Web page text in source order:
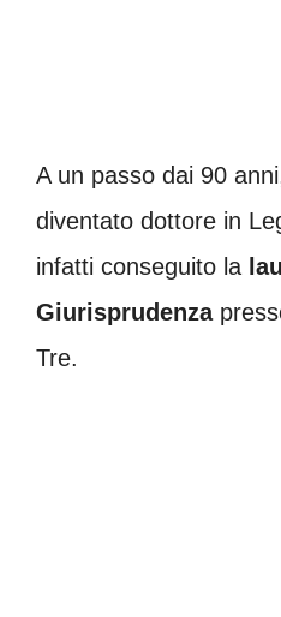
A un passo dai 90
diventato dottore in
infatti conseguito la
Giurisprudenza
Tre.